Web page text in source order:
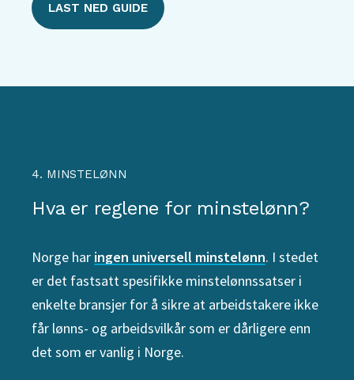
LAST NED GUIDE
4. MINSTELØNN
Hva er reglene for minstelønn?
Norge har ingen universell minstelønn. I stedet
er det fastsatt spesifikke minstelønnssatser i
enkelte bransjer for å sikre at arbeidstakere ikke
får lønns- og arbeidsvilkår som er dårligere enn
det som er vanlig i Norge.